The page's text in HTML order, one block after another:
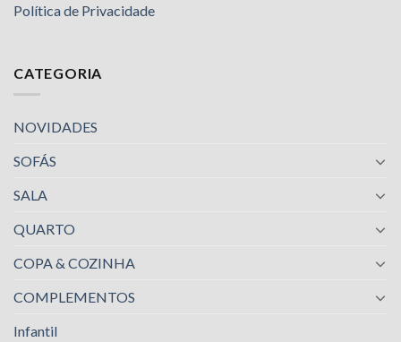
Política de Privacidade
CATEGORIA
NOVIDADES
SOFÁS
SALA
QUARTO
COPA & COZINHA
COMPLEMENTOS
Infantil